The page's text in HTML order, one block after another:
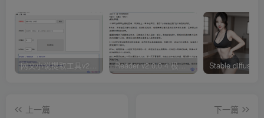
网文小说提取工具v2.10.02 可以自动下载小说 从此不再花钱看小说 Reader v2.0.0.4 极简小说阅读器支持导入在线及离线书源
上一篇
下一篇